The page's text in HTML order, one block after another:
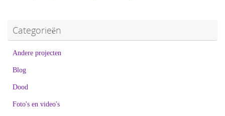
Categorieën
Andere projecten
Blog
Dood
Foto's en video's